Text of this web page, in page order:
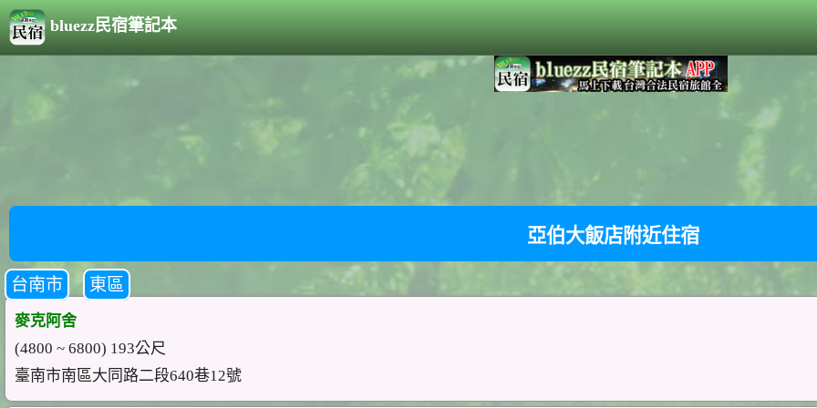
bluezz民宿筆記本
亞伯大飯店附近住宿
台南市 東區
麥克阿舍
(4800 ~ 6800) 193公尺
臺南市南區大同路二段640巷12號